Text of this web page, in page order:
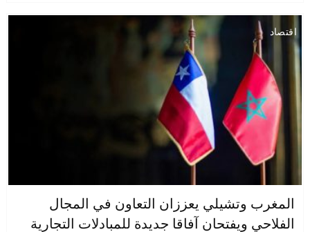
اقتصاد
المغرب وتشيلي يعززان التعاون في المجال
الفلاحي ويفتحان آفاقا جديدة للمبادلات التجارية